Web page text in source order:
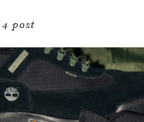
4 post